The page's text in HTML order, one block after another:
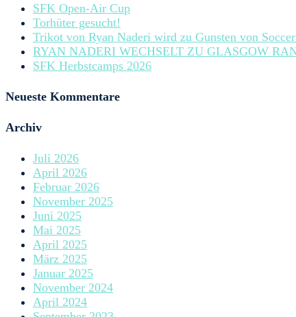
SFK Open-Air Cup
Torhüter gesucht!
Trikot von Ryan Naderi wird zu Gunsten von
RYAN NADERI WECHSELT ZU GLASGOW
SFK Herbstcamps 2026
Neueste Kommentare
Archiv
Juli 2026
April 2026
Februar 2026
November 2025
Juni 2025
Mai 2025
April 2025
März 2025
Januar 2025
November 2024
April 2024